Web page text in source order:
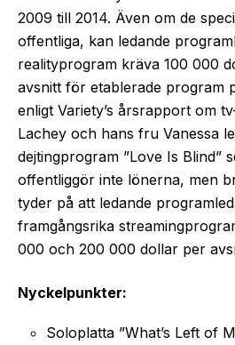
2009 till 2014. Även om de
offentliga, kan ledande
realityprogram kräva 100 000
avsnitt för etablerade program
enligt Variety’s årsrapport om
Lachey och hans fru Vanessa
dejtingprogram ”Love Is Blind”
offentliggör inte lönerna, men
tyder på att ledande
framgångsrika
000 och 200 000 dollar per
Nyckelpunkter:
Soloplatta ”What’s Left of